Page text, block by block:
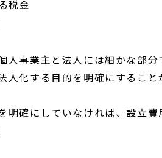
税金
人事業主と法人には細かな部
人化する目的を明確にすること
明確にしていなければ、設立